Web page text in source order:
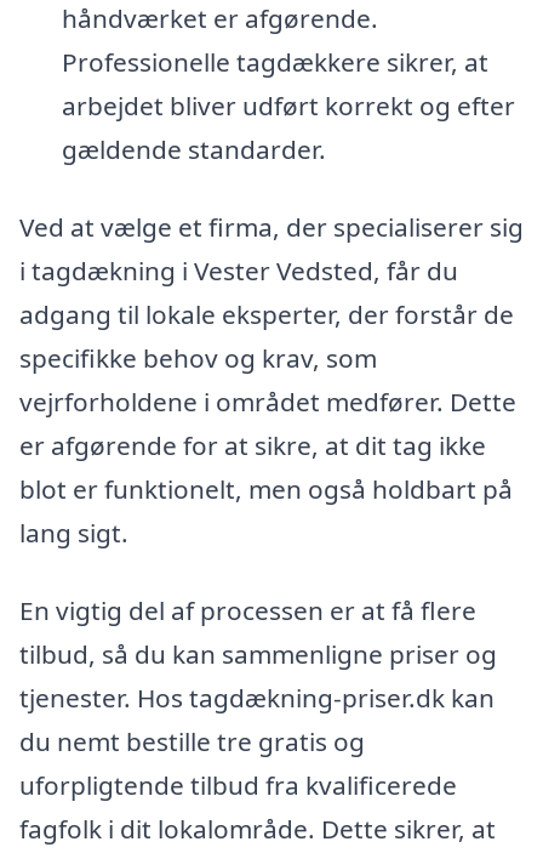
håndværket er afgørende.
Professionelle tagdækkere sikrer, at
arbejdet bliver udført korrekt og efter
gældende standarder.
Ved at vælge et firma, der specialiserer sig
i tagdækning i Vester Vedsted, får du
adgang til lokale eksperter, der forstår de
specifikke behov og krav, som
vejrforholdene i området medfører. Dette
er afgørende for at sikre, at dit tag ikke
blot er funktionelt, men også holdbart på
lang sigt.
En vigtig del af processen er at få flere
tilbud, så du kan sammenligne priser og
tjenester. Hos tagdækning-priser.dk kan
du nemt bestille tre gratis og
uforpligtende tilbud fra kvalificerede
fagfolk i dit lokalområde. Dette sikrer, at